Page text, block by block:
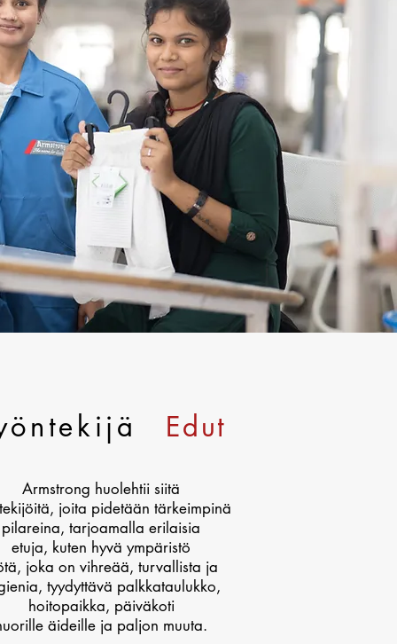
Edut
Armstrong huolehtii siitä
joita pidetään tärkeimpinä
pilareina, tarjoamalla erilaisia
etuja, kuten hyvä ympäristö
joka on vihreää, turvallista ja
tyydyttävä palkkataulukko,
hoitopaikka, päiväkoti
äideille ja paljon muuta.